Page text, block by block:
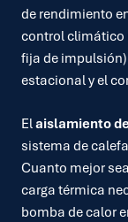
de rendimiento
control climático
fija de
estacional y el
Elaislamiento
sistema de
Cuanto mejor
carga térmica
bomba de calor